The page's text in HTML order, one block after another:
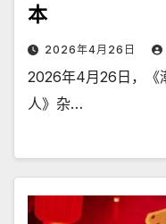
本
2026年4月26日
2026年4月26日，《
人》杂…